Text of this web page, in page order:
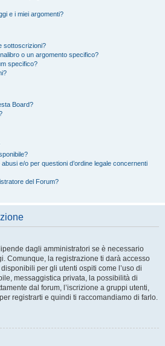
e i miei argomenti?
sottoscrizioni?
o un argomento specifico?
specifico?
Board?
e/o per questioni d’ordine legale concernenti
del Forum?
dagli amministratori se è necessario
Comunque, la registrazione ti darà accesso
per gli utenti ospiti come l’uso di
messaggistica privata, la possibilità di
dal forum, l’iscrizione a gruppi utenti,
registrarti e quindi ti raccomandiamo di farlo.